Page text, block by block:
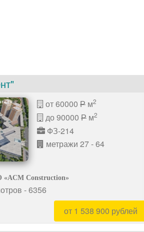
от 60000 P м2
до 90000 P м2
ФЗ-214
метражи 27 - 64
Construction»
- 6356
от 1 538 900 рублей